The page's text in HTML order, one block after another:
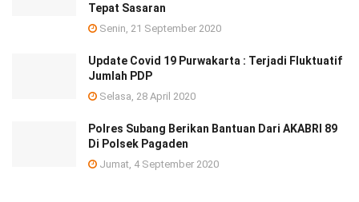
Tepat Sasaran
Senin, 21 September 2020
Update Covid 19 Purwakarta : Terjadi Fluktuatif
Jumlah PDP
Selasa, 28 April 2020
Polres Subang Berikan Bantuan Dari AKABRI 89
Di Polsek Pagaden
Jumat, 4 September 2020